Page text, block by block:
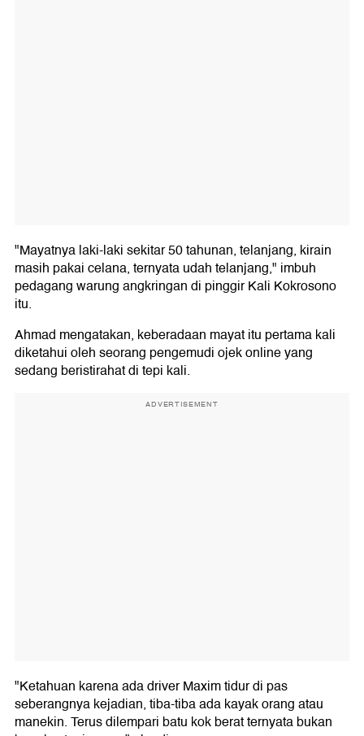
"Mayatnya laki-laki sekitar 50 tahunan, telanjang, kirain
masih pakai celana, ternyata udah telanjang," imbuh
pedagang warung angkringan di pinggir Kali Kokrosono
itu.
Ahmad mengatakan, keberadaan mayat itu pertama kali
diketahui oleh seorang pengemudi ojek online yang
sedang beristirahat di tepi kali.
ADVERTISEMENT
"Ketahuan karena ada driver Maxim tidur di pas
seberangnya kejadian, tiba-tiba ada kayak orang atau
manekin. Terus dilempari batu kok berat ternyata bukan